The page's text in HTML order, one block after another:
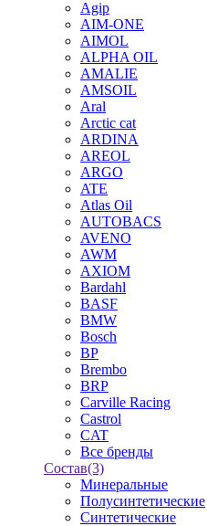
Agip
AIM-ONE
AIMOL
ALPHA OIL
AMALIE
AMSOIL
Aral
Arctic cat
ARDINA
AREOL
ARGO
ATE
Atlas Oil
AUTOBACS
AVENO
AWM
AXIOM
Bardahl
BASF
BMW
Bosch
BP
Brembo
BRP
Carville Racing
Castrol
CAT
Все бренды
Состав(3)
Минеральные
Полусинтетические
Синтетические